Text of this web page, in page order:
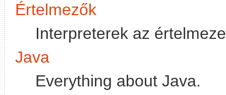
Értelmezők
Interpreterek az
Java
Everything about Java.